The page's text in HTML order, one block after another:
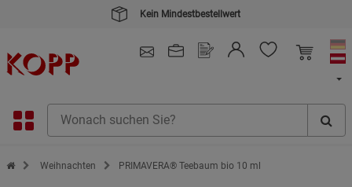
Kein Mindestbestellwert
Zur Startseite des Kopp Verlag Online-Shop
Weihnachten PRIMAVERA® Teebaum bio 10 ml